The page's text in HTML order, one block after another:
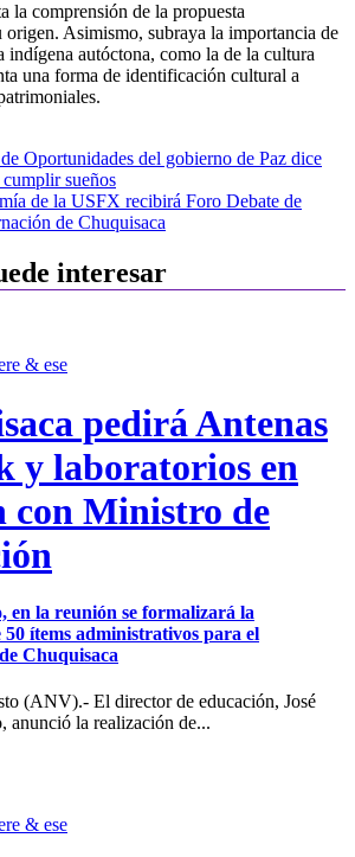
la comprensión de la propuesta
origen. Asimismo, subraya la importancia de
indígena autóctona, como la de la cultura
una forma de identificación cultural a
Oportunidades del gobierno de Paz dice
sueños
de la USFX recibirá Foro Debate de
de Chuquisaca
interesar
& ese
pedirá Antenas
y laboratorios en
con Ministro de
en la reunión se formalizará la
ítems administrativos para el
Chuquisaca
(ANV).- El director de educación, José
anunció la realización de...
& ese